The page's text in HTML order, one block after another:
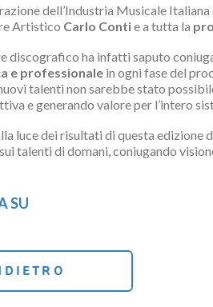
dell’Industria Musicale
Artistico Carlo Contie a tutta la
discografico ha infatti saputo
e professionale in ogni fase del
talenti non sarebbe stato
e generando valore per l’intero
luce dei risultati di questa edizione
talenti di domani, coniugando
SU